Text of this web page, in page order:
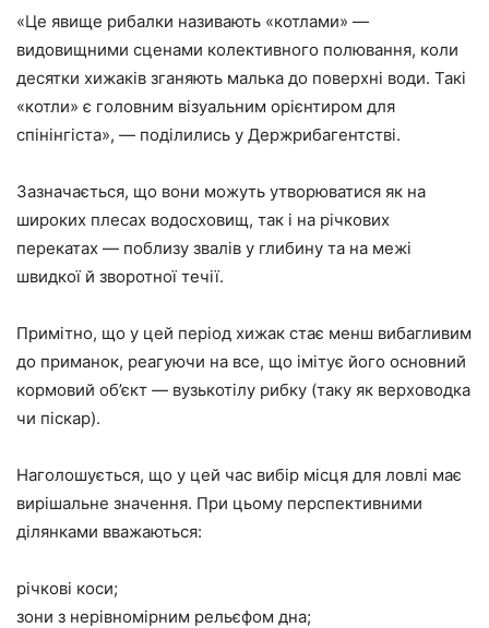
«Це явище рибалки називають «котлами» —
видовищними сценами колективного полювання, коли
десятки хижаків зганяють малька до поверхні води. Такі
«котли» є головним візуальним орієнтиром для
спінінгіста», — поділились у Держрибагентстві.
Зазначається, що вони можуть утворюватися як на
широких плесах водосховищ, так і на річкових
перекатах — поблизу звалів у глибину та на межі
швидкої й зворотної течії.
Примітно, що у цей період хижак стає менш вибагливим
до приманок, реагуючи на все, що імітує його основний
кормовий об’єкт — вузькотілу рибку (таку як верховодка
чи піскар).
Наголошується, що у цей час вибір місця для ловлі має
вирішальне значення. При цьому перспективними
ділянками вважаються:
річкові коси;
зони з нерівномірним рельєфом дна;